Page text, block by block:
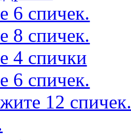
6 спичек.
8 спичек.
4 спички
6 спичек.
12